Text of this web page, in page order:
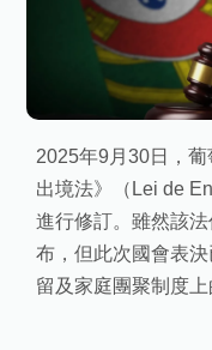
2025年9月30日，
出境法》（Lei de
進行修訂。雖然該
布，但此次國會表
留及家庭團聚制度上